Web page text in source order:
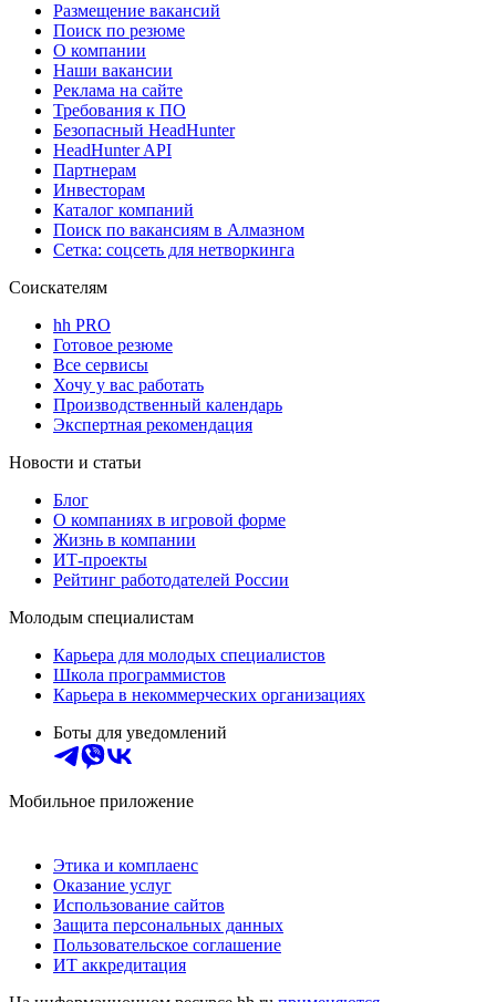
Размещение вакансий
Поиск по резюме
О компании
Наши вакансии
Реклама на сайте
Требования к ПО
Безопасный HeadHunter
HeadHunter API
Партнерам
Инвесторам
Каталог компаний
Поиск по вакансиям в Алмазном
Сетка: соцсеть для нетворкинга
Соискателям
hh PRO
Готовое резюме
Все сервисы
Хочу у вас работать
Производственный календарь
Экспертная рекомендация
Новости и статьи
Блог
О компаниях в игровой форме
Жизнь в компании
ИТ-проекты
Рейтинг работодателей России
Молодым специалистам
Карьера для молодых специалистов
Школа программистов
Карьера в некоммерческих организациях
Боты для уведомлений
Мобильное приложение
Этика и комплаенс
Оказание услуг
Использование сайтов
Защита персональных данных
Пользовательское соглашение
ИТ аккредитация